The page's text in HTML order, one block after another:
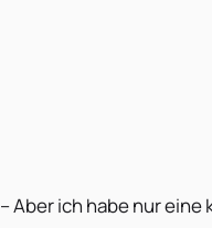
– Aber ich habe nur eine